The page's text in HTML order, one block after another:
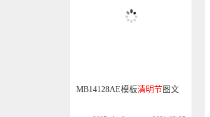
MB14128AE模板清明节图文